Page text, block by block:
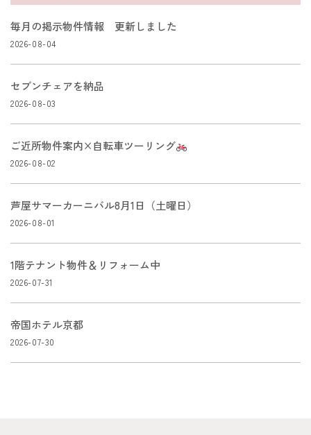
毎月の掲示物件情報 更新しました
2026-08-04
セブンチェアを納品
2026-08-03
ご近所物件案内×自転車ツーリング
2026-08-02
芦屋サマーカーニバル8月1日（土曜日）
2026-08-01
1階テナント物件＆リフォーム中
2026-07-31
帝国ホテル京都
2026-07-30